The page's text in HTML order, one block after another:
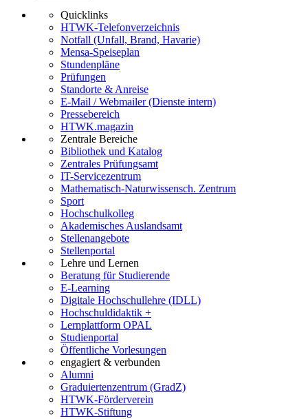
Quicklinks
HTWK-Telefonverzeichnis
Notfall (Unfall, Brand, Havarie)
Mensa-Speiseplan
Stundenpläne
Prüfungen
Standorte & Anreise
E-Mail / Webmailer (Dienste intern)
Pressebereich
HTWK.magazin
Zentrale Bereiche
Bibliothek und Katalog
Zentrales Prüfungsamt
IT-Servicezentrum
Mathematisch-Naturwissensch. Zentrum
Sport
Hochschulkolleg
Akademisches Auslandsamt
Stellenangebote
Stellenportal
Lehre und Lernen
Beratung für Studierende
E-Learning
Digitale Hochschullehre (IDLL)
Hochschuldidaktik +
Lernplattform OPAL
Studienportal
Öffentliche Vorlesungen
engagiert & verbunden
Alumni
Graduiertenzentrum (GradZ)
HTWK-Förderverein
HTWK-Stiftung